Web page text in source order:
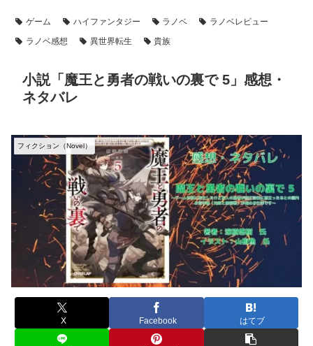
ゲーム ハイファンタジー ラノベ
ラノベレビュー
ラノベ感想
異世界転生 貴族
小説「魔王と勇者の戦いの裏で 5」感想・
ネタバレ
フィクション（Novel）
X Facebook はてブ